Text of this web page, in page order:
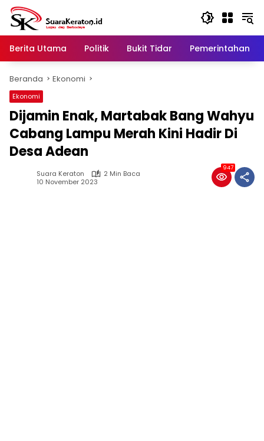
Langsung
konten
Berita Utama
Politik Bukit Tidar Pemerintahan
Beranda Ekonomi
Ekonomi
Dijamin Enak, Martabak Bang Wahyu
Cabang Lampu Merah Kini Hadir Di
Desa Adean
Suara Keraton
2 Min Baca
10 November 2023
947